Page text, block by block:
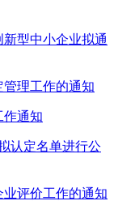
型中小企业拟通
管理工作的通知
作通知
认定名单进行公
业评价工作的通知